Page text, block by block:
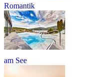
Romantik
am See